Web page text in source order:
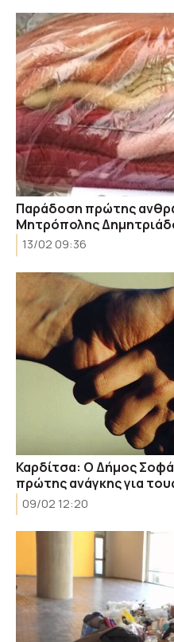
Παράδοση πρώτης
Μητρόπολης
13/02 09:36
Καρδίτσα: Ο Δήμος
πρώτης ανάγκης για
09/02 12:20